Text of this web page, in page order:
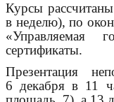
Курсы
в неделю), по
«Управляемая
сертификаты.
Презентация
6 декабря в 11